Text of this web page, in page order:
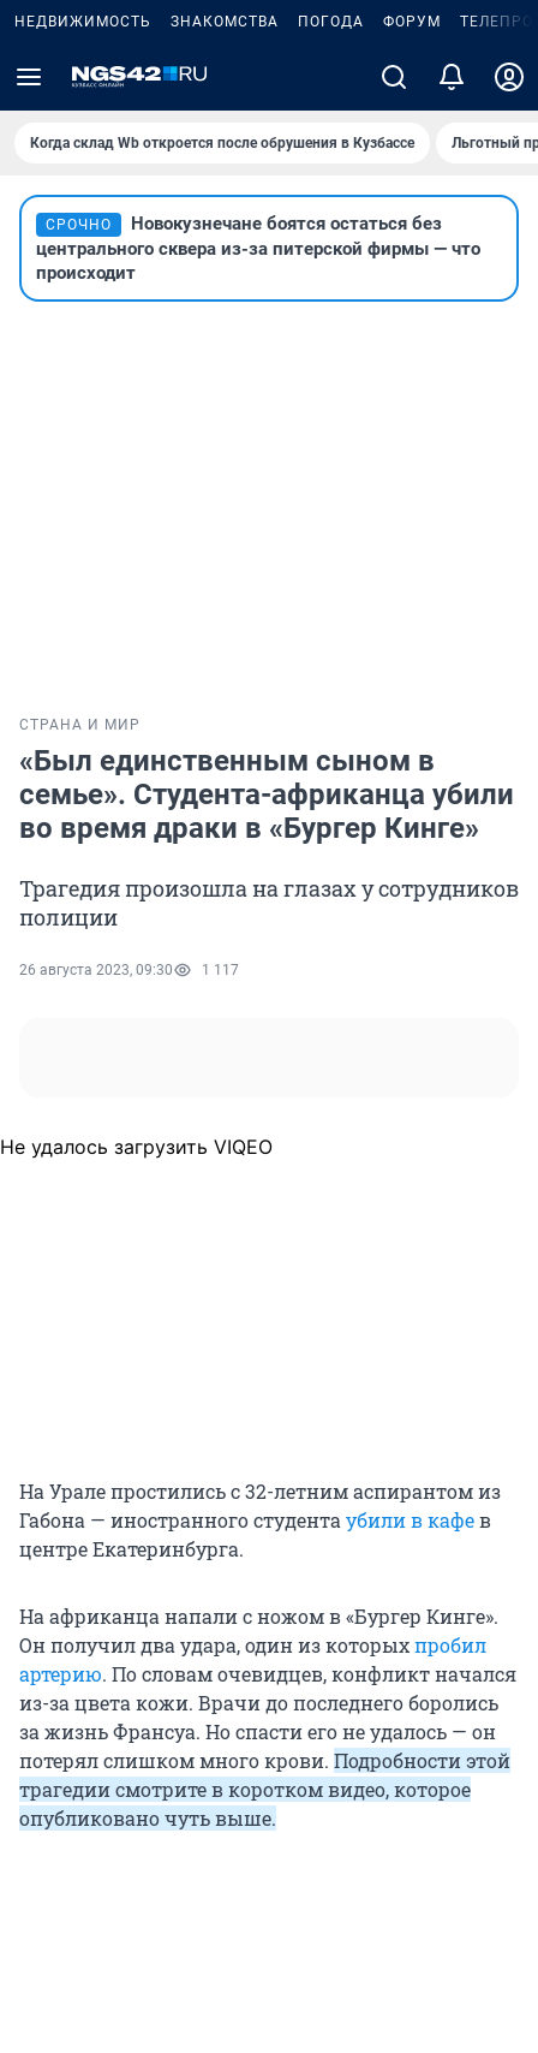
НЕДВИЖИМОСТЬ ЗНАКОМСТВА ПОГОДА ФОРУМ
Когда склад Wb откроется после обрушения в Кузбассе Льготный
СРОЧНО
Новокузнечане боятся остаться без
центрального сквера из-за питерской фирмы — что
происходит
СТРАНА И МИР
«Был единственным сыном в
семье». Студента-африканца убили
во время драки в «Бургер Кинге»
Трагедия произошла на глазах у сотрудников
полиции
26 августа 2023, 09:30 1 117
Не удалось загрузить VIQEO
На Урале простились с 32-летним аспирантом из
Габона — иностранного студента убили в кафев
центре Екатеринбурга.
На африканца напали с ножом в «Бургер Кинге».
Он получил два удара, один из которыхпробил
артерию. По словам очевидцев, конфликт начался
из-за цвета кожи. Врачи до последнего боролись
за жизнь Франсуа. Но спасти его не удалось — он
потерял слишком много крови. Подробности этой
трагедии смотрите в коротком видео, которое
опубликовано чуть выше.